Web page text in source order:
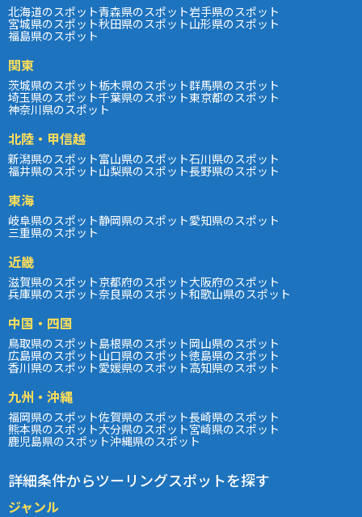
北海道のスポット青森県のスポット岩手県のスポット
宮城県のスポット秋田県のスポット山形県のスポット
福島県のスポット
関東
茨城県のスポット栃木県のスポット群馬県のスポット
埼玉県のスポット千葉県のスポット東京都のスポット
神奈川県のスポット
北陸・甲信越
新潟県のスポット富山県のスポット石川県のスポット
福井県のスポット山梨県のスポット長野県のスポット
東海
岐阜県のスポット静岡県のスポット愛知県のスポット
三重県のスポット
近畿
滋賀県のスポット京都府のスポット大阪府のスポット
兵庫県のスポット奈良県のスポット和歌山県のスポット
中国・四国
鳥取県のスポット島根県のスポット岡山県のスポット
広島県のスポット山口県のスポット徳島県のスポット
香川県のスポット愛媛県のスポット高知県のスポット
九州・沖縄
福岡県のスポット佐賀県のスポット長崎県のスポット
熊本県のスポット大分県のスポット宮崎県のスポット
鹿児島県のスポット沖縄県のスポット
詳細条件からツーリングスポットを探す
ジャンル